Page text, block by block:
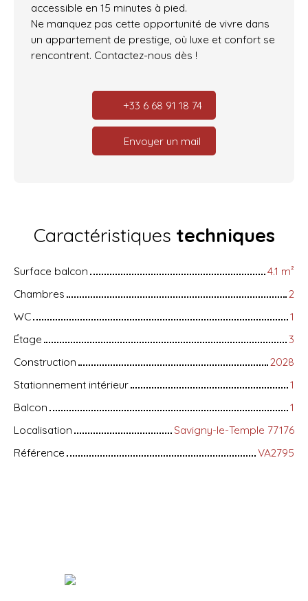
accessible en 15 minutes à pied.
Ne manquez pas cette opportunité de vivre dans
un appartement de prestige, où luxe et confort se
rencontrent. Contactez-nous dès !
+33 6 68 91 18 74
Envoyer un mail
Caractéristiques techniques
Surface balcon 4.1 m²
Chambres
2
WC
1
Étage
3
Construction
2028
Stationnement intérieur
1
Balcon
1
Localisation
Savigny-le-Temple 77176
Référence
VA2795